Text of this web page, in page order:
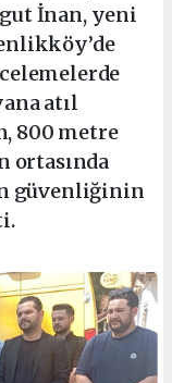
İnan, yeni
atıl
800 metre
güvenliğinin